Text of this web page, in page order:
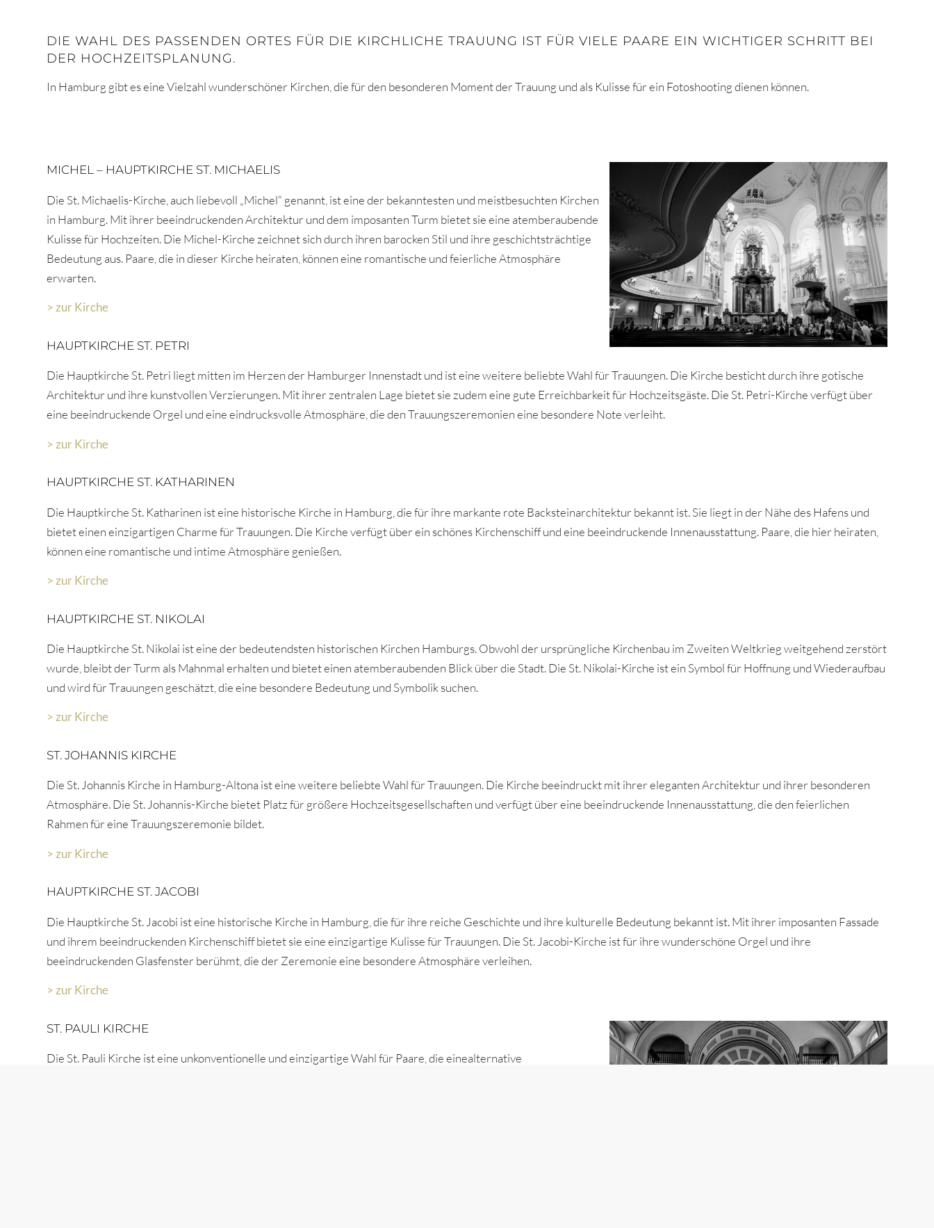
DIE WAHL DES PASSENDEN ORTES FÜR DIE KIRCHLICHE TRAUUNG IST FÜR VIELE PAARE EIN WICHTIGER SCHRITT BEI
DER HOCHZEITSPLANUNG.
In Hamburg gibt es eine Vielzahl wunderschöner Kirchen, die für den besonderen Moment der Trauung und als Kulisse für ein Fotoshooting dienen können.
MICHEL – HAUPTKIRCHE ST. MICHAELIS
Die St. Michaelis-Kirche, auch liebevoll „Michel“ genannt, ist eine der bekanntesten und meistbesuchten Kirchen
in Hamburg. Mit ihrer beeindruckenden Architektur und dem imposanten Turm bietet sie eine atemberaubende
Kulisse für Hochzeiten. Die Michel-Kirche zeichnet sich durch ihren barocken Stil und ihre geschichtsträchtige
Bedeutung aus. Paare, die in dieser Kirche heiraten, können eine romantische und feierliche Atmosphäre
erwarten.
> zur Kirche
HAUPTKIRCHE ST. PETRI
Die Hauptkirche St. Petri liegt mitten im Herzen der Hamburger Innenstadt und ist eine weitere beliebte Wahl für Trauungen. Die Kirche besticht durch ihre gotische
Architektur und ihre kunstvollen Verzierungen. Mit ihrer zentralen Lage bietet sie zudem eine gute Erreichbarkeit für Hochzeitsgäste. Die St. Petri-Kirche verfügt über
eine beeindruckende Orgel und eine eindrucksvolle Atmosphäre, die den Trauungszeremonien eine besondere Note verleiht.
> zur Kirche
HAUPTKIRCHE ST. KATHARINEN
Die Hauptkirche St. Katharinen ist eine historische Kirche in Hamburg, die für ihre markante rote Backsteinarchitektur bekannt ist. Sie liegt in der Nähe des Hafens und
bietet einen einzigartigen Charme für Trauungen. Die Kirche verfügt über ein schönes Kirchenschiff und eine beeindruckende Innenausstattung. Paare, die hier heiraten,
können eine romantische und intime Atmosphäre genießen.
> zur Kirche
HAUPTKIRCHE ST. NIKOLAI
Die Hauptkirche St. Nikolai ist eine der bedeutendsten historischen Kirchen Hamburgs. Obwohl der ursprüngliche Kirchenbau im Zweiten Weltkrieg weitgehend zerstört
wurde, bleibt der Turm als Mahnmal erhalten und bietet einen atemberaubenden Blick über die Stadt. Die St. Nikolai-Kirche ist ein Symbol für Hoffnung und Wiederaufbau
und wird für Trauungen geschätzt, die eine besondere Bedeutung und Symbolik suchen.
> zur Kirche
ST. JOHANNIS KIRCHE
Die St. Johannis Kirche in Hamburg-Altona ist eine weitere beliebte Wahl für Trauungen. Die Kirche beeindruckt mit ihrer eleganten Architektur und ihrer besonderen
Atmosphäre. Die St. Johannis-Kirche bietet Platz für größere Hochzeitsgesellschaften und verfügt über eine beeindruckende Innenausstattung, die den feierlichen
Rahmen für eine Trauungszeremonie bildet.
> zur Kirche
HAUPTKIRCHE ST. JACOBI
Die Hauptkirche St. Jacobi ist eine historische Kirche in Hamburg, die für ihre reiche Geschichte und ihre kulturelle Bedeutung bekannt ist. Mit ihrer imposanten Fassade
und ihrem beeindruckenden Kirchenschiff bietet sie eine einzigartige Kulisse für Trauungen. Die St. Jacobi-Kirche ist für ihre wunderschöne Orgel und ihre
beeindruckenden Glasfenster berühmt, die der Zeremonie eine besondere Atmosphäre verleihen.
> zur Kirche
ST. PAULI KIRCHE
Die St. Pauli Kirche ist eine unkonventionelle und einzigartige Wahl für Paare, die einealternative